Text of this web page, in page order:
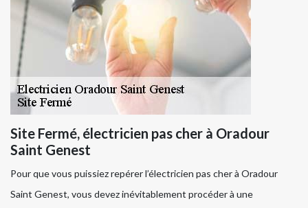
Site Fermé, électricien pas cher à Oradour
Saint Genest
Pour que vous puissiez repérer l’électricien pas cher à Oradour
Saint Genest, vous devez inévitablement procéder à une